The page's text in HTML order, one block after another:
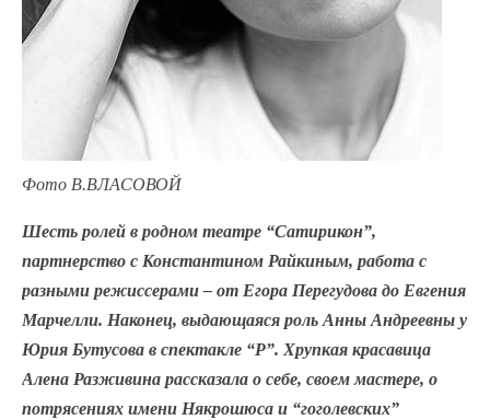
Фото В.ВЛАСОВОЙ
Шесть ролей в родном театре “Сатирикон”,
партнерство с Константином Райкиным, работа с
разными режиссерами – от Егора Перегудова до Евгения
Марчелли. Наконец, выдающаяся роль Анны Андреевны у
Юрия Бутусова в спектакле “Р”. Хрупкая красавица
Алена Разживина рассказала о себе, своем мастере, о
потрясениях имени Някрошюса и “гоголевских”